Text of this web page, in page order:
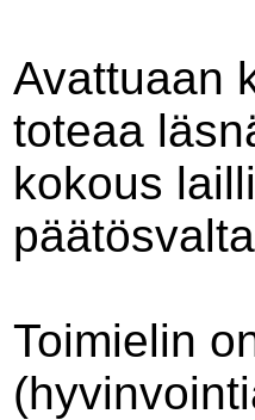
Avattuaan
toteaa
kokous
Toimielin